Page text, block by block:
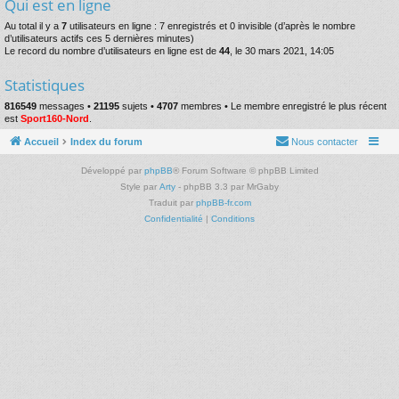
Qui est en ligne
Au total il y a 7 utilisateurs en ligne : 7 enregistrés et 0 invisible (d’après le nombre
d’utilisateurs actifs ces 5 dernières minutes)
Le record du nombre d’utilisateurs en ligne est de 44 , le 30 mars 2021, 14:05
Statistiques
816549 messages • 21195 sujets • 4707 membres • Le membre enregistré le plus récent
est Sport160-Nord
Accueil Index du forum Nous contacter
Développé par phpBB® Forum Software © phpBB Limited
Style par Arty - phpBB 3.3 par MrGaby
Traduit par phpBB-fr.com
Confidentialité | Conditions